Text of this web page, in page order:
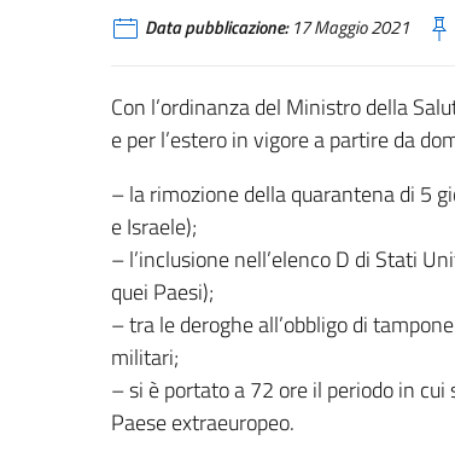
Data pubblicazione:17 Maggio 2021
Con l’ordinanza del Ministro della
e per l’estero in vigore a partire da
– la rimozione della quarantena di 5
e Israele);
– l’inclusione nell’elenco D di Stati
quei Paesi);
– tra le deroghe all’obbligo di
militari;
– si è portato a 72 ore il periodo in
Paese extraeuropeo.